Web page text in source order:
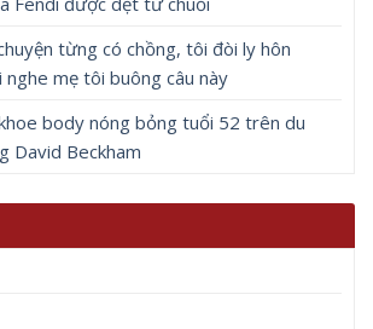
từng có chồng, tôi đòi ly hôn
mẹ tôi buông câu này
body nóng bỏng tuổi 52 trên du
David Beckham